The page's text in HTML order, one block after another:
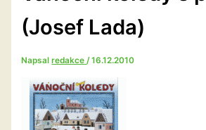
(Josef Lada)
Napsalredakce/16.12.2010